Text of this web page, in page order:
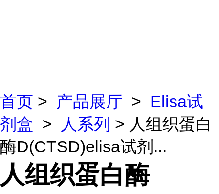
首页 > 产品展厅 > Elisa试
剂盒 > 人系列 > 人组织蛋白
酶D(CTSD)elisa试剂...
人组织蛋白酶